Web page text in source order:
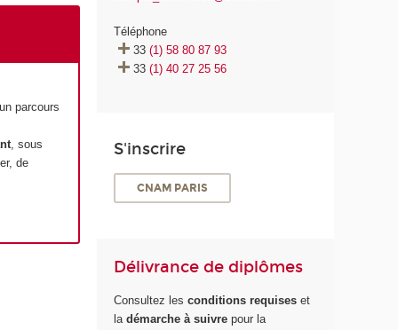
parcours
, sous
de
Téléphone
33(1) 58 80 87 93
33(1) 40 27 25 56
S'inscrire
CNAM PARIS
Délivrance de diplômes
Consultez lesconditions requises et
ladémarche à suivre pour la